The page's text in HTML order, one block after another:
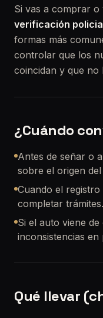
Si vas a comprar
verificación
formas más
controlar que los
coincidan y que no
¿Cuándo
Antes de señar o
sobre el origen
Cuando el
completar trámites.
Si el auto viene
inconsistencias en
Qué llevar